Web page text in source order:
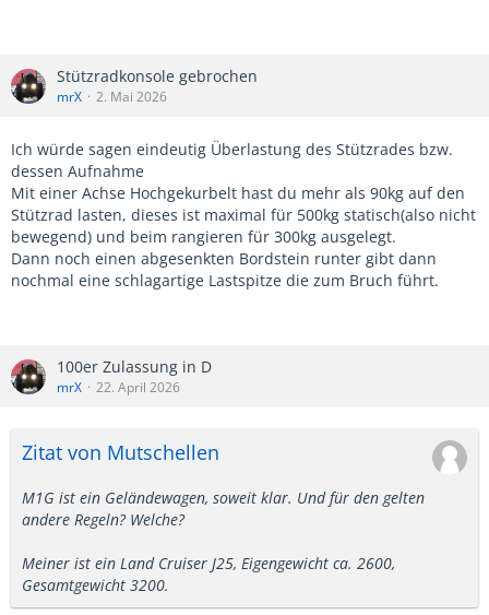
Stützradkonsole gebrochen
mrX 2. Mai 2026
Ich würde sagen eindeutig Überlastung des Stützrades bzw.
dessen Aufnahme
Mit einer Achse Hochgekurbelt hast du mehr als 90kg auf den
Stützrad lasten, dieses ist maximal für 500kg statisch(also nicht
bewegend) und beim rangieren für 300kg ausgelegt.
Dann noch einen abgesenkten Bordstein runter gibt dann
nochmal eine schlagartige Lastspitze die zum Bruch führt.
100er Zulassung in D
mrX 22. April 2026
Zitat von Mutschellen
M1G ist ein Geländewagen, soweit klar. Und für den gelten
andere Regeln? Welche?
Meiner ist ein Land Cruiser J25, Eigengewicht ca. 2600,
Gesamtgewicht 3200.